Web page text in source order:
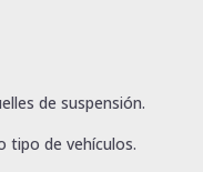
de suspensión.
tipo de vehículos.